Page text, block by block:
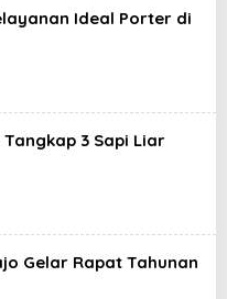
Ideal Porter di
3 Sapi Liar
Gelar Rapat Tahunan